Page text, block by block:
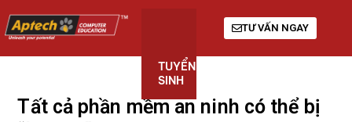
TUYỂN
SINH
TƯ VẤN NGAY
Tất cả phần mềm an ninh có thể bị